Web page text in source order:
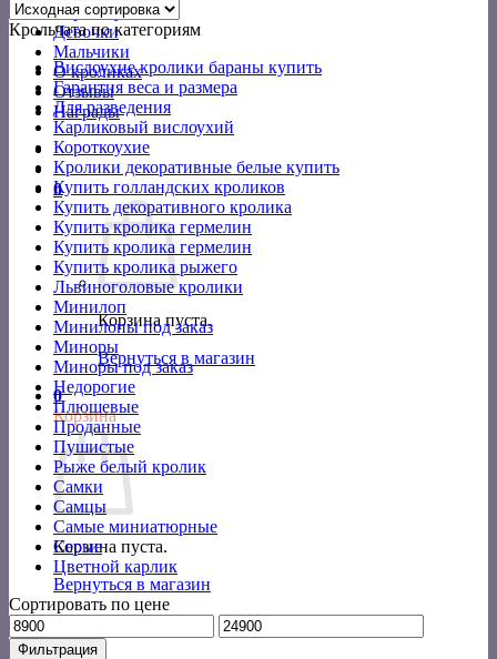
Короткоухие
Девочки
Мальчики
О кроликах
Отзывы
Награды
0
Корзина пуста.
Вернуться в магазин
0
Корзина
Корзина пуста.
Вернуться в магазин
Крольчата по категориям
Вислоухие кролики бараны купить
Гарантия веса и размера
Для разведения
Карликовый вислоухий
Короткоухие
Кролики декоративные белые купить
Купить голландских кроликов
Купить декоративного кролика
Купить кролика гермелин
Купить кролика гермелин
Купить кролика рыжего
Львиноголовые кролики
Минилоп
Минилопы под заказ
Миноры
Миноры под заказ
Недорогие
Плюшевые
Проданные
Пушистые
Рыже белый кролик
Самки
Самцы
Самые миниатюрные
Серые
Цветной карлик
Сортировать по цене
Минимальная
цена
Максимальная
цена
Фильтрация